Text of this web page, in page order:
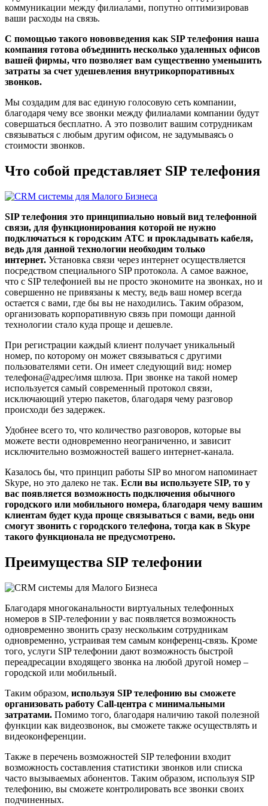
коммуникации между филиалами, попутно оптимизировав
ваши расходы на связь.
С помощью такого нововведения как SIP телефония наша
компания готова объединить несколько удаленных офисов
вашей фирмы, что позволяет вам существенно уменьшить
затраты за счет удешевления внутрикорпоративных
звонков.
Мы создадим для вас единую голосовую сеть компании,
благодаря чему все звонки между филиалами компании будут
совершаться бесплатно. А это позволит вашим сотрудникам
связываться с любым другим офисом, не задумываясь о
стоимости звонков.
Что собой представляет SIP телефония
SIP телефония это принципиально новый вид телефонной
связи, для функционирования которой не нужно
подключаться к городским АТС и прокладывать кабеля,
ведь для данной технологии необходим только
интернет. Установка связи через интернет осуществляется
посредством специального SIP протокола. А самое важное,
что с SIP телефонией вы не просто экономите на звонках, но и
совершенно не привязаны к месту, ведь ваш номер всегда
остается с вами, где бы вы не находились. Таким образом,
организовать корпоративную связь при помощи данной
технологии стало куда проще и дешевле.
При регистрации каждый клиент получает уникальный
номер, по которому он может связываться с другими
пользователями сети. Он имеет следующий вид: номер
телефона@адрес/имя шлюза. При звонке на такой номер
используется самый современный протокол связи,
исключающий утерю пакетов, благодаря чему разговор
происходи без задержек.
Удобнее всего то, что количество разговоров, которые вы
можете вести одновременно неограниченно, и зависит
исключительно возможностей вашего интернет-канала.
Казалось бы, что принцип работы SIP во многом напоминает
Skype, но это далеко не так. Если вы используете SIP, то у
вас появляется возможность подключения обычного
городского или мобильного номера, благодаря чему вашим
клиентам будет куда проще связываться с вами, ведь они
смогут звонить с городского телефона, тогда как в Skype
такого функционала не предусмотрено.
Преимущества SIP телефонии
Благодаря многоканальности виртуальных телефонных
номеров в SIP-телефонии у вас появляется возможность
одновременно звонить сразу нескольким сотрудникам
одновременно, устраивая тем самым конференц-связь. Кроме
того, услуги SIP телефонии дают возможность быстрой
переадресации входящего звонка на любой другой номер –
городской или мобильный.
Таким образом, используя SIP телефонию вы сможете
организовать работу Call-центра с минимальными
затратами. Помимо того, благодаря наличию такой полезной
функции как видеозвонок, вы сможете также осуществлять и
видеоконференции.
Также в перечень возможностей SIP телефонии входит
возможность составления статистики звонков или списка
часто вызываемых абонентов. Таким образом, используя SIP
телефонию, вы сможете контролировать все звонки своих
подчиненных.